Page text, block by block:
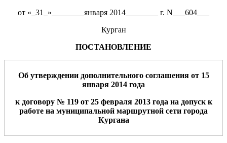
от «_31_»________января 2014________ г. N___604___
Курган
ПОСТАНОВЛЕНИЕ
Об утверждении дополнительного соглашения от 15
января 2014 года
к договору № 119от 25 февраля2013года на допуск к
работе на муниципальной маршрутной сети города
Кургана